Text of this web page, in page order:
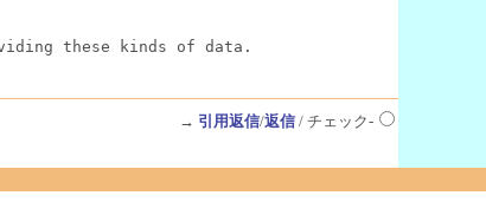
these kinds of data.
→ 引用返信/返信/ チェック-